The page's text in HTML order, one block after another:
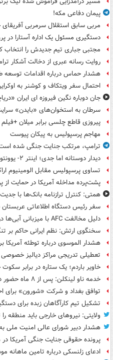
پیمان دفاعی مکه!
مربی سابق استقلال سرمربی
دستگیری مسئول یک اداره آستارا در
مجتبی جباری تیم جدیدش را انتخاب
روایت رسانه عبری از دخالت آشکار
هشدار حماس درباره اقدامات توسعه
احتمال سفر ویتکاف و کوشنر به
جان دوباره نگین فیروزه ای ایران
سرطان به استخوان‌های «بایدن»
پیروزی قاطع چلسی برابر میلان +فیلم
مهاجم پرسپولیس به پیکان پیوست
ترامپ، مرتکب جنایت جنگی شده
دیدار دوستانه اما جدی؛ اینتر ۲- یوونتوس ۱ +فیلم
تساوی پرسپولیس مقابل الومینیوم
پشت‌پرده مداخله آمریکا در حمایت
همتی: کنترل ترازنامه بانک‌ها با
سفر رئیس دستگاه اطلاعاتی عربستان
دلیل مخالفت AFC با میزبانی آبی‌ها در عراق
سخنگوی ارتش: نظم ایرانی حاکم بر
هشدار الموسوی درباره توطئه
تعطیلی تدریجی مراکز دیالیز
خاویر باردم؛ یک ستاره در برابر
خدمه ناو لینکلن: پس از ۸ ماه حضور در دریا خسته و درمانده‌ شدیم
توافق بغداد و شرکت «شورون» برای
تشکیل تیم کارآگاهان زبده برای
ولایتی: نیروهای خارجی باید منطقه
هشدار دبیر شورای عالی امنیت ملی به
پرونده حقوقی جنایت جنگی آمریکا در
ادعای زلنسکی درباره تامین ماهانه